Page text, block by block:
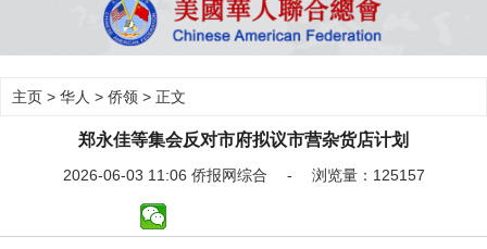
主页 > 华人 > 侨领 > 正文
郑永佳等集会反对市府拟议市营杂货店计划
2026-06-03 11:06 侨报网综合 - 浏览量：125157